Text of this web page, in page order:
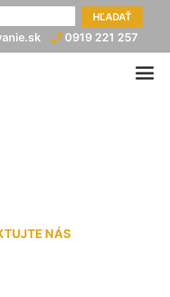
HĽADAŤ
0919 221 257
NÁS